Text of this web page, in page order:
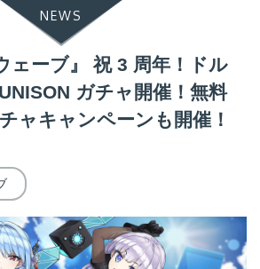
NEWS
ェーブ』 祝 3 周年！ドル
ガチャ開催！無料
ャキャンペーンも開催！